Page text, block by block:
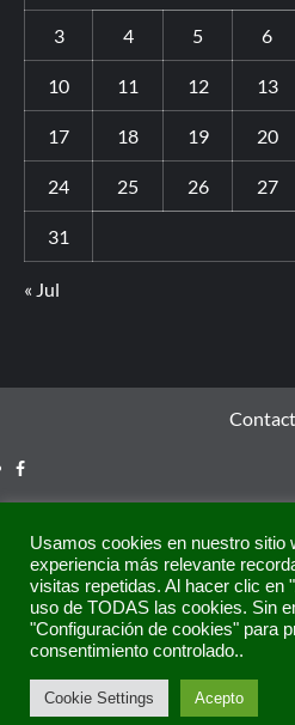
3 4 5 6
10 11 12 13
17 18 19 20
24 25 26 27
31
« Jul
Copyright © Todos los derechos
por AF
Usamos cookies en nuestro sitio
experiencia más relevante
visitas repetidas. Al hacer clic en
uso de TODAS las cookies. Sin
"Configuración de cookies" para
consentimiento controlado..
Cookie Settings Acepto